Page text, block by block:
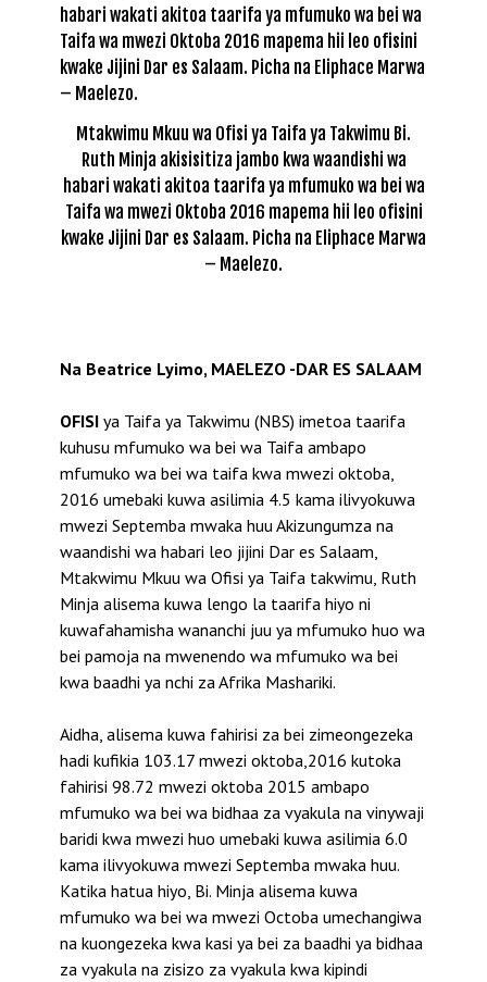
Mtakwimu Mkuu wa Ofisi ya Taifa ya Takwimu Bi.
Ruth Minja akisisitiza jambo kwa waandishi wa
habari wakati akitoa taarifa ya mfumuko wa bei wa
Taifa wa mwezi Oktoba 2016 mapema hii leo ofisini
kwake Jijini Dar es Salaam. Picha na Eliphace Marwa
– Maelezo.
Na Beatrice Lyimo, MAELEZO -DAR ES SALAAM
OFISI ya Taifa ya Takwimu (NBS) imetoa taarifa
kuhusu mfumuko wa bei wa Taifa ambapo
mfumuko wa bei wa taifa kwa mwezi oktoba,
2016 umebaki kuwa asilimia 4.5 kama ilivyokuwa
mwezi Septemba mwaka huu Akizungumza na
waandishi wa habari leo jijini Dar es Salaam,
Mtakwimu Mkuu wa Ofisi ya Taifa takwimu, Ruth
Minja alisema kuwa lengo la taarifa hiyo ni
kuwafahamisha wananchi juu ya mfumuko huo wa
bei pamoja na mwenendo wa mfumuko wa bei
kwa baadhi ya nchi za Afrika Mashariki.
Aidha, alisema kuwa fahirisi za bei zimeongezeka
hadi kufikia 103.17 mwezi oktoba,2016 kutoka
fahirisi 98.72 mwezi oktoba 2015 ambapo
mfumuko wa bei wa bidhaa za vyakula na vinywaji
baridi kwa mwezi huo umebaki kuwa asilimia 6.0
kama ilivyokuwa mwezi Septemba mwaka huu.
Katika hatua hiyo, Bi. Minja alisema kuwa
mfumuko wa bei wa mwezi Octoba umechangiwa
na kuongezeka kwa kasi ya bei za baadhi ya bidhaa
za vyakula na zisizo za vyakula kwa kipindi